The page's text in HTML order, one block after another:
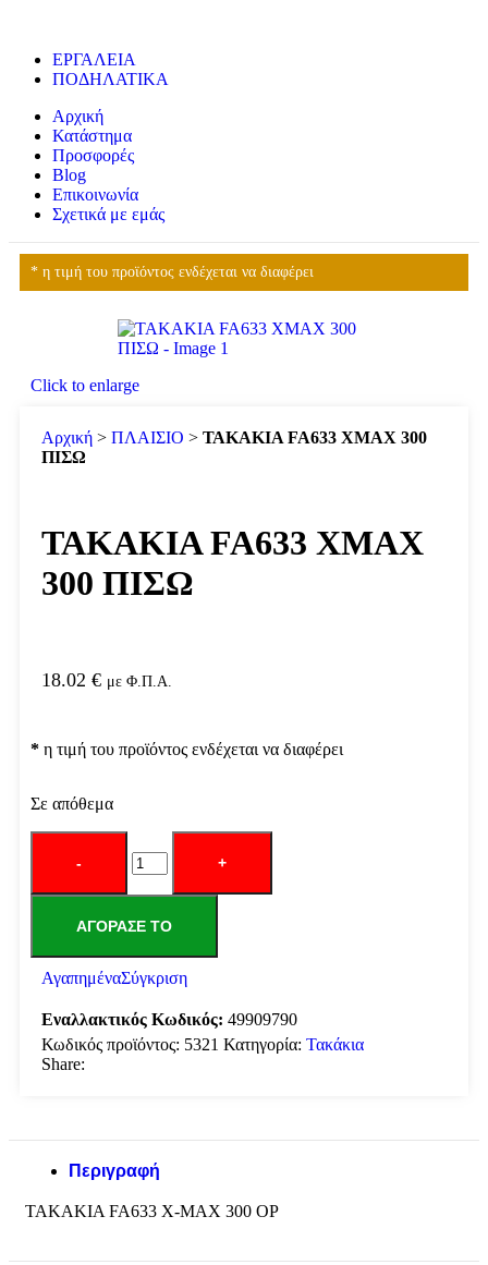
ΕΡΓΑΛΕΙΑ
ΠΟΔΗΛΑΤΙΚΑ
Αρχική
Κατάστημα
Προσφορές
Blog
Επικοινωνία
Σχετικά με εμάς
* η τιμή του προϊόντος ενδέχεται να διαφέρει
Click to enlarge
Αρχική > ΠΛΑΙΣΙΟ > ΤΑΚΑΚΙΑ FA633 XMAX 300
ΠΙΣΩ
ΤΑΚΑΚΙΑ FA633 XMAX
300 ΠΙΣΩ
18.02 € με Φ.Π.Α.
* η τιμή του προϊόντος ενδέχεται να διαφέρει
Σε απόθεμα
ΑΓΌΡΑΣΕ ΤΟ
ΑγαπημέναΣύγκριση
Εναλλακτικός Κωδικός: 49909790
Κωδικός προϊόντος: 5321 Κατηγορία: Τακάκια
Share:
Περιγραφή
ΤΑΚΑΚΙΑ FA633 X-MAX 300 OP